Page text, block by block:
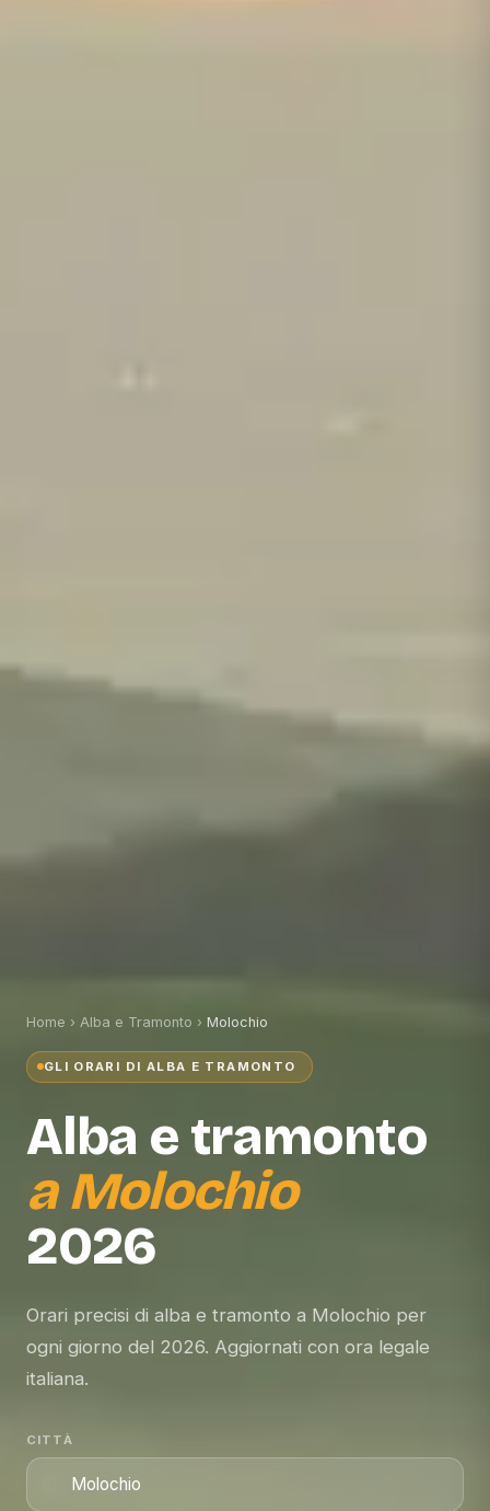
Home › Alba e Tramonto › Molochio
GLI ORARI DI ALBA E TRAMONTO
Alba e tramonto
aMolochio
2026
Orari precisi di alba e tramonto a Molochio per
ogni giorno del 2026. Aggiornati con ora legale
italiana.
CITTÀ